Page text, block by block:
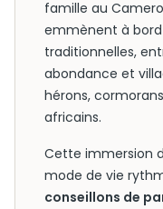
famille au
emmènent à
traditionnelles,
abondance et
hérons,
africains.
Cette immersion
mode de vie
conseillons de